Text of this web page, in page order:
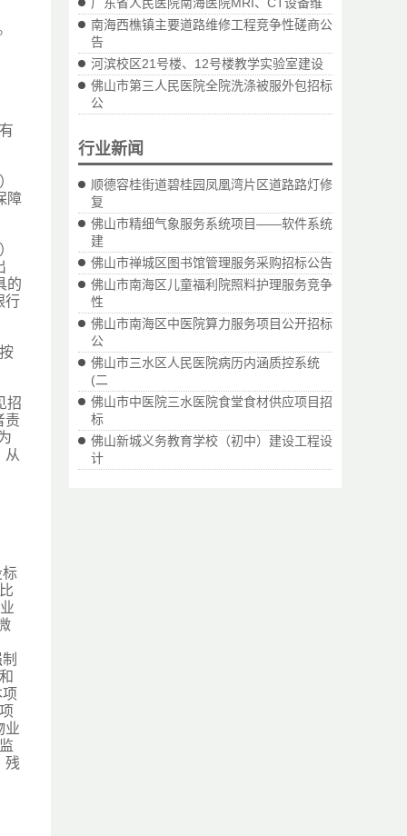
南海西樵镇主要道路维修工程竞争性磋商公
告
河滨校区21号楼、12号楼教学实验室建设
佛山市第三人民医院全院洗涤被服外包招标
公
行业新闻
顺德容桂街道碧桂园凤凰湾片区道路路灯修
复
佛山市精细气象服务系统项目——软件系统
建
佛山市禅城区图书馆管理服务采购招标公告
佛山市南海区儿童福利院照料护理服务竞争
性
佛山市南海区中医院算力服务项目公开招标
公
佛山市三水区人民医院病历内涵质控系统
(二
佛山市中医院三水医院食堂食材供应项目招
标
佛山新城义务教育学校（初中）建设工程设
计
障
的
行
招
责
从
标
业
残